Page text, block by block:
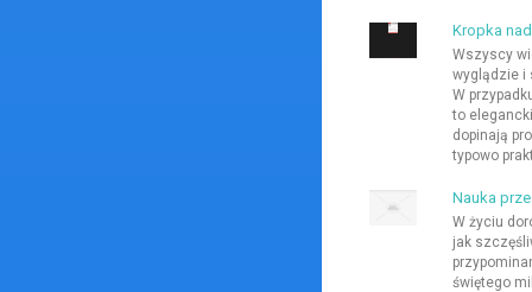
Kropka
Wszyscy
wyglądzie i
W
to
dopinają
typowo
Nauka
W życiu
jak
świętego